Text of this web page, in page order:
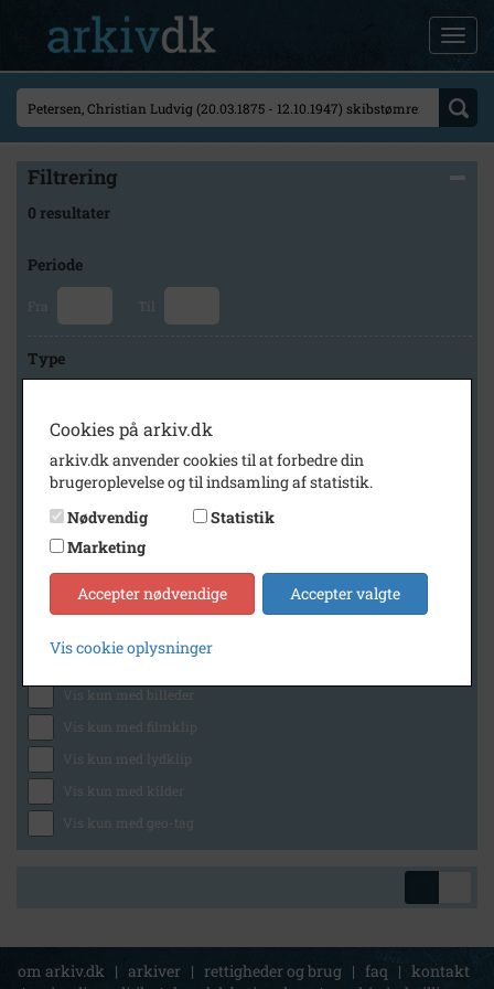
Filtrering
0 resultater
Periode
Fra Til
Type
Arkiv
Historisk Arkiv Dragør
Generelt
Vis kun med billeder
Vis kun med filmklip
Vis kun med lydklip
Vis kun med kilder
Vis kun med geo-tag
om arkiv.dk | arkiver | rettigheder og brug | faq | kontakt
Cookies på arkiv.dk
arkiv.dk anvender cookies til at forbedre din
brugeroplevelse og til indsamling af statistik.
Nødvendig
Statistik
Marketing
Accepter nødvendige Accepter valgte
Vis cookie oplysninger